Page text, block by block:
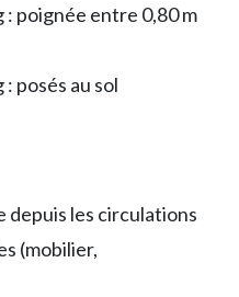
: poignée entre 0,80 m
posés au sol
depuis les circulations
(mobilier,